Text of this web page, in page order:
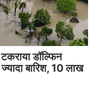
डॉल्फिन
बारिश, 10 लाख